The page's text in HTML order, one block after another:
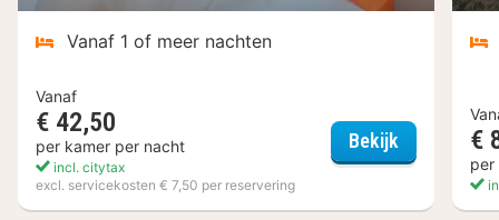
Vanaf 1 of meer nachten
Vanaf
€ 42,50
per kamer per nacht
incl. citytax
excl. servicekosten € 7,50 per reservering
Bekijk €
per